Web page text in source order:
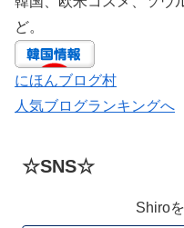
ど。
にほんブログ村
人気ブログランキングへ
☆SNS☆
Shiro